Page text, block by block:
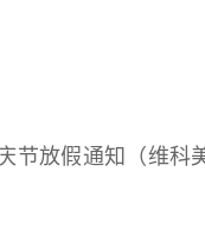
放假通知（维科